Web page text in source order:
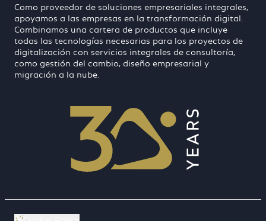
Como proveedor de soluciones empresariales integrales,
apoyamos a las empresas en la transformación digital.
Combinamos una cartera de productos que incluye
todas las tecnologías necesarias para los proyectos de
digitalización con servicios integrales de consultoría,
como gestión del cambio, diseño empresarial y
migración a la nube.